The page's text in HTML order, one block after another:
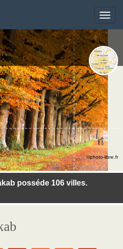
Toggle
posséde 106 villes.
©photo-libre.fr
Toggle